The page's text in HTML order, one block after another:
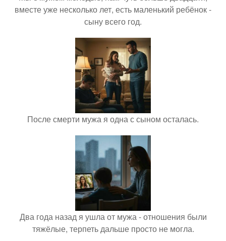
вместе уже несколько лет, есть маленький ребёнок -
сыну всего год.
После смерти мужа я одна с сыном осталась.
Два года назад я ушла от мужа - отношения были
тяжёлые, терпеть дальше просто не могла.